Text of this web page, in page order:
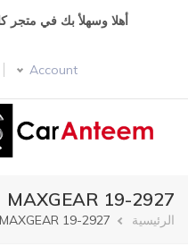
أهلا وسهلأ بك في متجر
Account
MAXGEAR 19-2927
مسار
الرئيسية MAXGEAR 19-2927